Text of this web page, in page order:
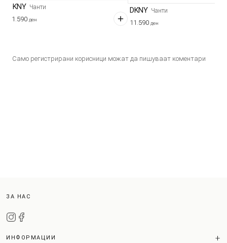
DKNY Чанти
11.590 ден
DKNY Чанти
11.590 ден
Само регистрирани корисници можат да пишуваат коментари
ЗА НАС
ИНФОРМАЦИИ